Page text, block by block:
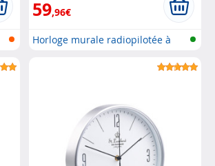
59,96€
Horloge murale radiopilotée à